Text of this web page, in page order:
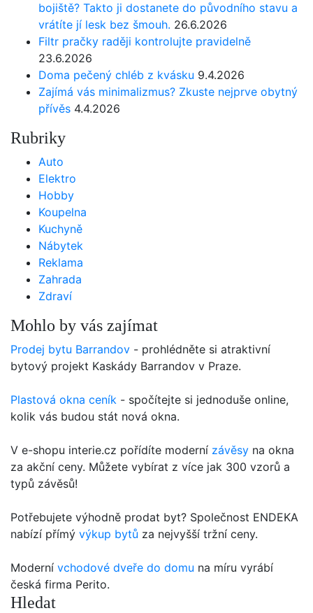
bojiště? Takto ji dostanete do původního stavu a
vrátíte jí lesk bez šmouh. 26.6.2026
Filtr pračky raději kontrolujte pravidelně
23.6.2026
Doma pečený chléb z kvásku 9.4.2026
Zajímá vás minimalizmus? Zkuste nejprve obytný
přívěs 4.4.2026
Rubriky
Auto
Elektro
Hobby
Koupelna
Kuchyně
Nábytek
Reklama
Zahrada
Zdraví
Mohlo by vás zajímat
Prodej bytu Barrandov - prohlédněte si atraktivní
bytový projekt Kaskády Barrandov v Praze.
Plastová okna ceník - spočítejte si jednoduše online,
kolik vás budou stát nová okna.
V e-shopu interie.cz pořídíte moderní závěsy na okna
za akční ceny. Můžete vybírat z více jak 300 vzorů a
typů závěsů!
Potřebujete výhodně prodat byt? Společnost ENDEKA
nabízí přímý výkup bytů za nejvyšší tržní ceny.
Moderní vchodové dveře do domu na míru vyrábí
česká firma Perito.
Hledat